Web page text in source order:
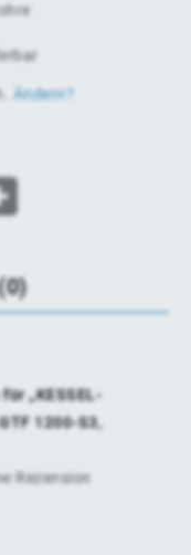
Ändern?
„KESSEL-
1200-S3,
Rezension